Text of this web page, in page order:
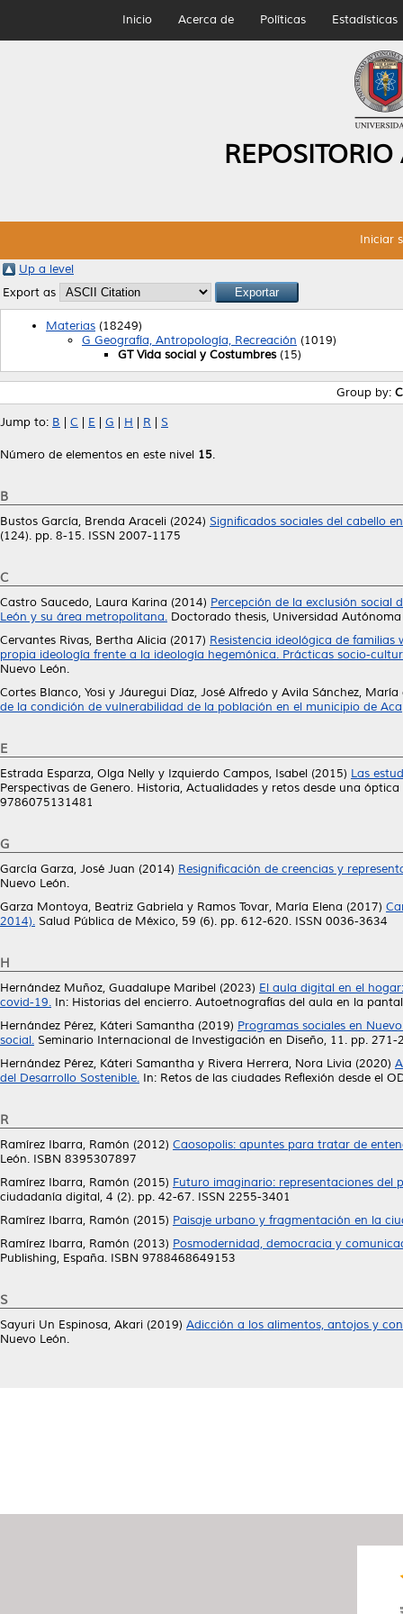
Inicio Acerca de Políticas Estadísticas
Iniciar
Up a level
Export as
Materias (18249)
G Geografía, Antropología, Recreación (1019)
GT Vida social y Costumbres(15)
Group by:
Jump to: B C E G H R S
Número de elementos en este nivel 15.
B
Bustos García, Brenda Araceli (2024) Significados sociales del cabello
(124). pp. 8-15. ISSN 2007-1175
C
Castro Saucedo, Laura Karina (2014) Percepción de la exclusión social
León y su área metropolitana. Doctorado thesis, Universidad
Cervantes Rivas, Bertha Alicia (2017) Resistencia ideológica de
propia ideología frente a la ideología hegemónica. Prácticas socio-
Nuevo León.
Cortes Blanco, Yosi y Jáuregui Díaz, José Alfredo y Avila Sánchez, María
de la condición de vulnerabilidad de la población en el municipio de
E
Estrada Esparza, Olga Nelly y Izquierdo Campos, Isabel (2015) Las
Perspectivas de Genero. Historia, Actualidades y retos desde una
9786075131481
G
García Garza, José Juan (2014) Resignificación de creencias y
Nuevo León.
Garza Montoya, Beatriz Gabriela y Ramos Tovar, María Elena (2017)
2014). Salud Pública de México, 59 (6). pp. 612-620. ISSN 0036-3634
H
Hernández Muñoz, Guadalupe Maribel (2023) El aula digital en el
covid-19. In: Historias del encierro. Autoetnografías del aula en la
Hernández Pérez, Káteri Samantha (2019) Programas sociales en
social. Seminario Internacional de Investigación en Diseño, 11. pp. 271-
Hernández Pérez, Káteri Samantha y Rivera Herrera, Nora Livia (2020)
del Desarrollo Sostenible. In: Retos de las ciudades Reflexión desde el
R
Ramírez Ibarra, Ramón (2012) Caosopolis: apuntes para tratar de
León. ISBN 8395307897
Ramírez Ibarra, Ramón (2015) Futuro imaginario: representaciones del
ciudadanía digital, 4 (2). pp. 42-67. ISSN 2255-3401
Ramírez Ibarra, Ramón (2015) Paisaje urbano y fragmentación en la
Ramírez Ibarra, Ramón (2013) Posmodernidad, democracia y
Publishing, España. ISBN 9788468649153
S
Sayuri Un Espinosa, Akari (2019) Adicción a los alimentos, antojos y
Nuevo León.